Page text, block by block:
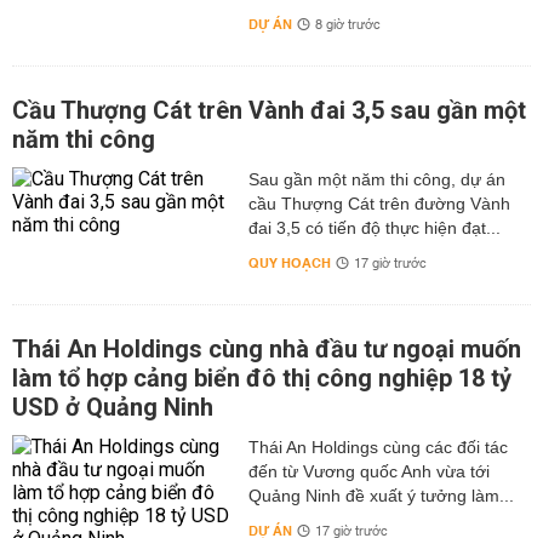
DỰ ÁN 8 giờ trước
Cầu Thượng Cát trên Vành đai 3,5 sau gần một
năm thi công
Sau gần một năm thi công, dự án
cầu Thượng Cát trên đường Vành
đai 3,5 có tiến độ thực hiện đạt...
QUY HOẠCH 17 giờ trước
Thái An Holdings cùng nhà đầu tư ngoại muốn
làm tổ hợp cảng biển đô thị công nghiệp 18 tỷ
USD ở Quảng Ninh
Thái An Holdings cùng các đối tác
đến từ Vương quốc Anh vừa tới
Quảng Ninh đề xuất ý tưởng làm...
DỰ ÁN 17 giờ trước